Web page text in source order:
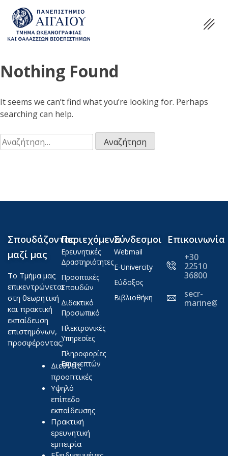
Nothing Found
It seems we can’t find what you’re looking for. Perhaps
searching can help.
Σπουδάζοντας
μαζί μας
Το Τμήμα μας
επικεντρώνεται
στη θεωρητική
και πρακτική
εκπαίδευση
επιστημόνων,
προσφέροντας:
Διεθνείς
προοπτικές
Υψηλό
επίπεδο
εκπαίδευσης
Πρακτική
ερευνητική
εμπειρία
Περιεχόμενα
Ερευνητικές
Δραστηριότητες
Προοπτικές
Σπουδών
Διδακτικό
Προσωπικό
Ηλεκτρονικές
Υπηρεσίες
Πληροφορίες
Επισκεπτών
Σύνδεσμοι
Webmail
E-Univercity
Εύδοξος
Βιβλιοθήκη
Επικοινωνία
+30
22510
36800
secr-